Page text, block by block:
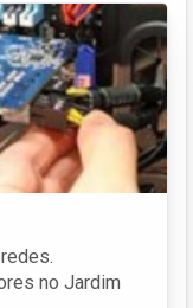
no Jardim